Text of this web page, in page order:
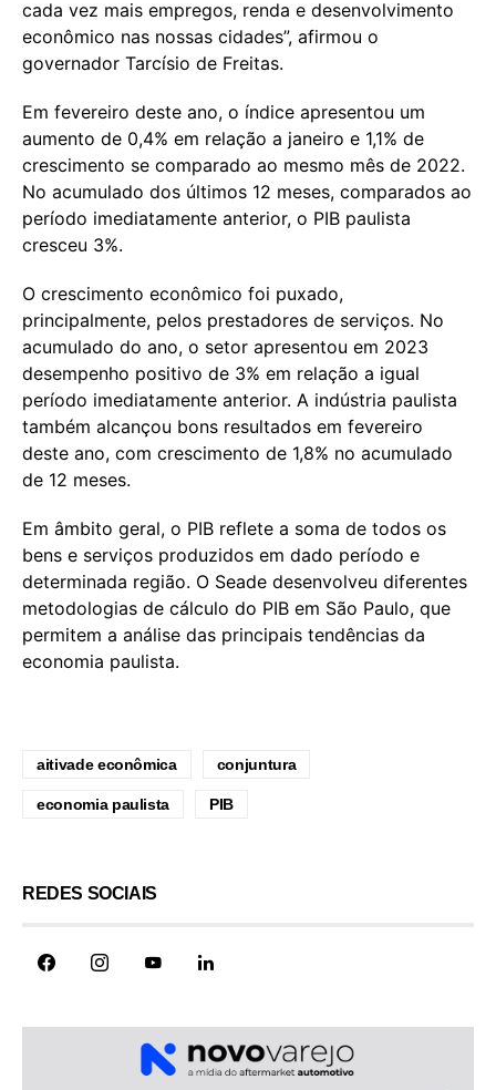
cada vez mais empregos, renda e desenvolvimento
econômico nas nossas cidades”, afirmou o
governador Tarcísio de Freitas.
Em fevereiro deste ano, o índice apresentou um
aumento de 0,4% em relação a janeiro e 1,1% de
crescimento se comparado ao mesmo mês de 2022.
No acumulado dos últimos 12 meses, comparados ao
período imediatamente anterior, o PIB paulista
cresceu 3%.
O crescimento econômico foi puxado,
principalmente, pelos prestadores de serviços. No
acumulado do ano, o setor apresentou em 2023
desempenho positivo de 3% em relação a igual
período imediatamente anterior. A indústria paulista
também alcançou bons resultados em fevereiro
deste ano, com crescimento de 1,8% no acumulado
de 12 meses.
Em âmbito geral, o PIB reflete a soma de todos os
bens e serviços produzidos em dado período e
determinada região. O Seade desenvolveu diferentes
metodologias de cálculo do PIB em São Paulo, que
permitem a análise das principais tendências da
economia paulista.
aitivade econômica conjuntura
economia paulista PIB
REDES SOCIAIS